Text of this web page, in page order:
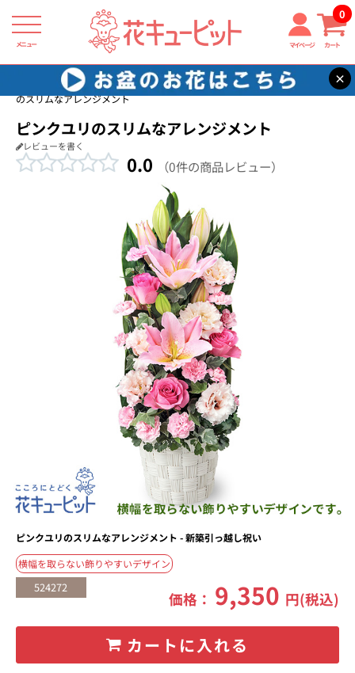
メニュー マイページ カート
0
×
花キューピット 新築引っ越し祝い
【新築引っ越し祝い】ピンクユリ
のスリムなアレンジメント
ピンクユリのスリムなアレンジメント
レビューを書く
0.0 （0件の商品レビュー）
ピンクユリのスリムなアレンジメント - 新築引っ越し祝い
横幅を取らない飾りやすいデザイン
524272
価格： 9,350 円(税込)
カートに入れる